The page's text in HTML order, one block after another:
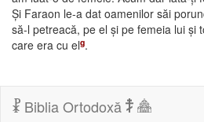
Şi Faraon le-a dat oamenilor săi
să-l petreacă, pe el şi pe femeia lui şi
care era cu elg.
Biblia Ortodoxă